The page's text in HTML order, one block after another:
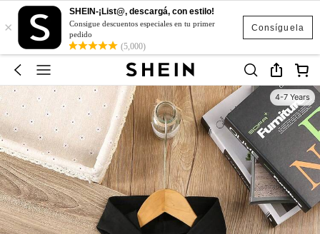
Consíguela
×
SHEIN-¡List@, descargá, con estilo!
Consigue descuentos especiales en tu primer
pedido
(5,000)
4-7 Years